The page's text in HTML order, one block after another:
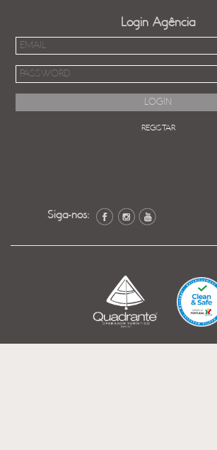
Login Agência
REGISTAR
Siga-nos: